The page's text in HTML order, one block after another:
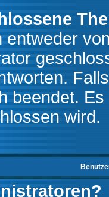
entweder
beendet.
wird.